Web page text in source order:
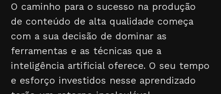
O caminho para o sucesso na produção
de conteúdo de alta qualidade começa
com a sua decisão de dominar as
ferramentas e as técnicas que a
inteligência artificial oferece. O seu tempo
e esforço investidos nesse aprendizado